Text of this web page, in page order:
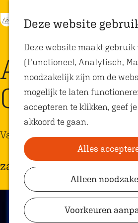
Deze website
Deze website maakt gebruik
(Functioneel, Analytisch,
noodzakelijk zijn om de
mogelijk te laten
accepteren te klikken, geef
akkoord te gaan.
Alles
Alleen
Voorkeuren
a
a
r
e
o
K
a
r
t
Z
e
k
e
n
e
n
u
Plan je
VVV
VVV
Allure
Comedy
Varia
zaterdag 12 september